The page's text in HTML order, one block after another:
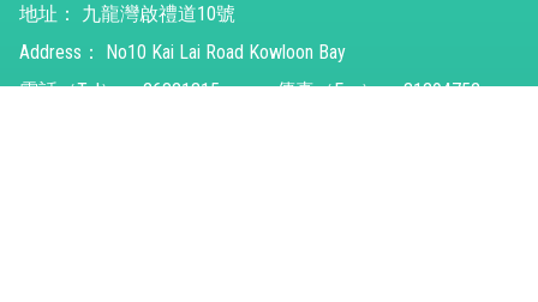
地址：
九龍灣啟禮道10號
Address：
No10 Kai Lai Road Kowloon Bay
電話（Tel）： 26821315 傳真（Fax）： 31294752